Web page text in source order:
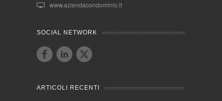
www.aziendacondominio.it
SOCIAL NETWORK
ARTICOLI RECENTI